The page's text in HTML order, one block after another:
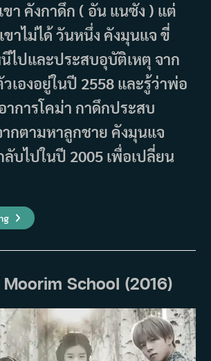
า คังกาดึก ( อัน แนซัง ) แต่
ขาไม่ได้ วันหนึ่ง คังมุนแจ ขี่
ไปและประสบอุบัติเหตุ จาก
เองอยู่ในปี 2558 และรู้ว่าพ่อ
าการโคม่า กาดึกประสบ
กตามหาลูกชาย คังมุนแจ
บไปในปี 2005 เพื่อเปลี่ยน
เรื่อง
ย่อ
Tomorrow
(2015)
Moorim School (2016)